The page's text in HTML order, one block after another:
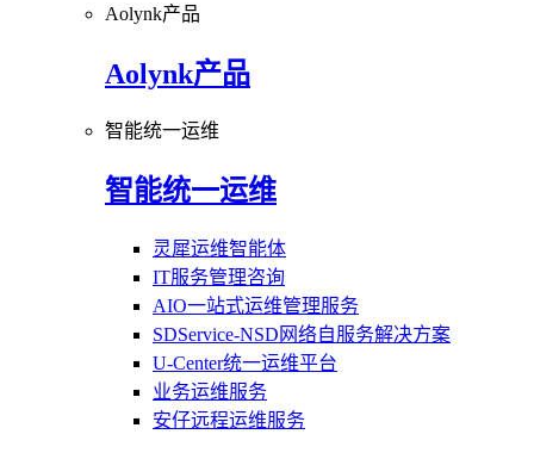
Aolynk产品
Aolynk产品
智能统一运维
智能统一运维
灵犀运维智能体
IT服务管理咨询
AIO一站式运维管理服务
SDService-NSD网络自服务解决方案
U-Center统一运维平台
业务运维服务
安仔远程运维服务